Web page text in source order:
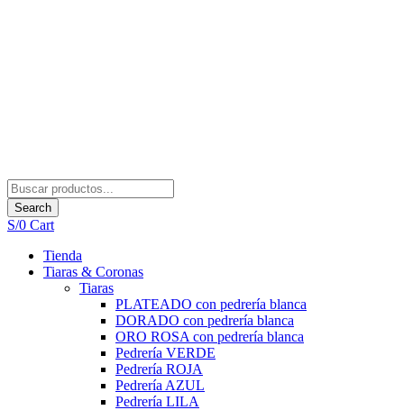
Search
S/0 Cart
Tienda
Tiaras & Coronas
Tiaras
PLATEADO con pedrería blanca
DORADO con pedrería blanca
ORO ROSA con pedrería blanca
Pedrería VERDE
Pedrería ROJA
Pedrería AZUL
Pedrería LILA